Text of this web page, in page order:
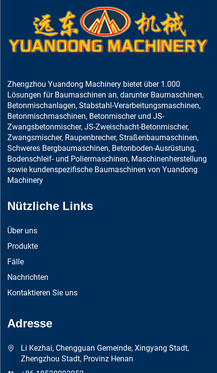
Zhengzhou Yuandong Machinery bietet über 1.000
Lösungen für Baumaschinen an, darunter Baumaschinen,
Betonmischanlagen, Stabstahl-Verarbeitungsmaschinen,
Betonmischmaschinen, Betonmischer und JS-
Zwangsbetonmischer, JS-Zweischacht-Betonmischer,
Zwangsmischer, Raupenbrecher, Straßenbaumaschinen,
Schweres Bergbaumaschinen, Betonboden-Ausrüstung,
Bodenschleif- und Poliermaschinen, Maschinenherstellung
sowie kundenspezifische Baumaschinen von Yuandong
Machinery
Nützliche Links
Über uns
Produkte
Fälle
Nachrichten
Kontaktieren Sie uns
Adresse
Li Kezhai, Chengguan Gemeinde, Xingyang Stadt,
Zhengzhou Stadt, Provinz Henan